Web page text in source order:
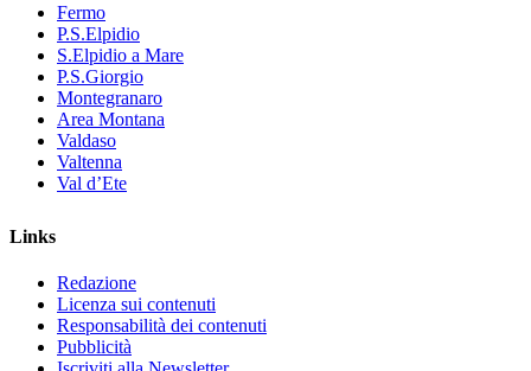
Fermo
P.S.Elpidio
S.Elpidio a Mare
P.S.Giorgio
Montegranaro
Area Montana
Valdaso
Valtenna
Val d’Ete
Links
Redazione
Licenza sui contenuti
Responsabilità dei contenuti
Pubblicità